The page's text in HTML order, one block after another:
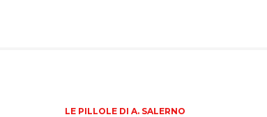
LE PILLOLE DI A. SALERNO